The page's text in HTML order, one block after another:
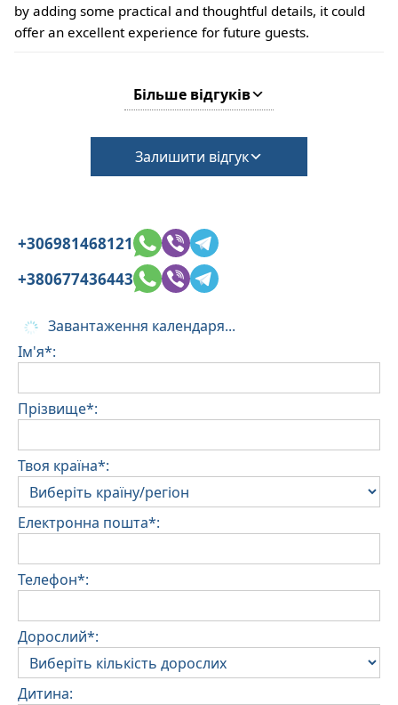
by adding some practical and thoughtful details, it could
offer an excellent experience for future guests.
Більше відгуків
Залишити відгук
+306981468121
+380677436443
Завантаження календаря...
Ім'я*:
Прізвище*:
Твоя країна*:
Електронна пошта*:
Телефон*:
Дорослий*:
Дитина: